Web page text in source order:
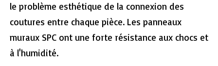
le problème esthétique de la connexion des
coutures entre chaque pièce. Les panneaux
muraux SPC ont une forte résistance aux chocs et
à l'humidité.